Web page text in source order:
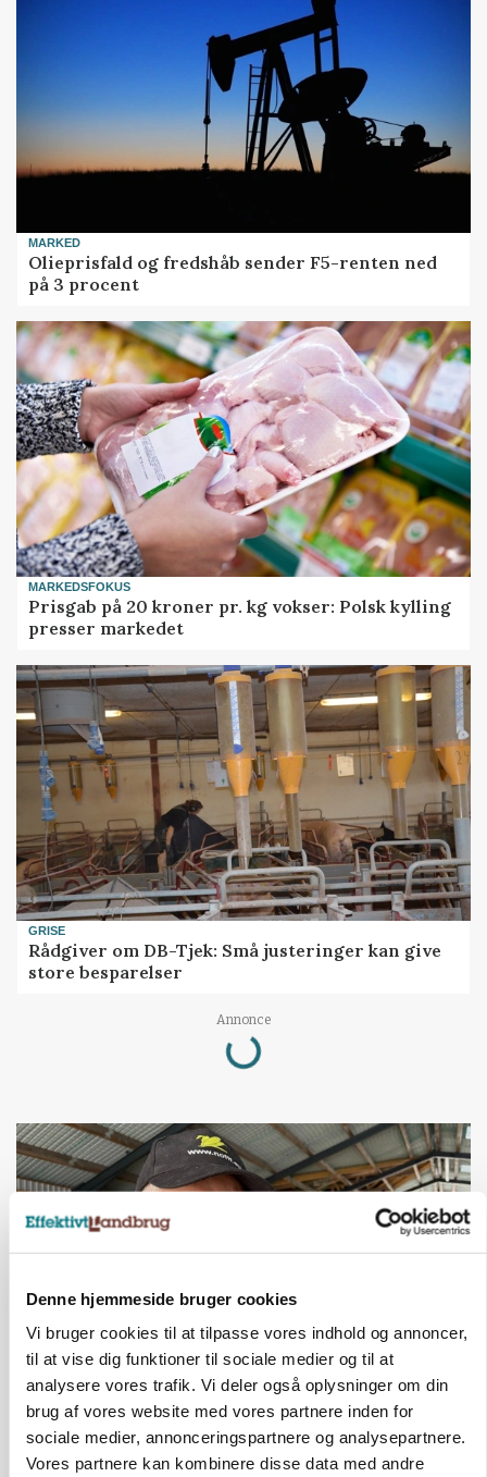
Denne hjemmeside bruger cookies
Vi bruger cookies til at tilpasse vores indhold og annoncer,
til at vise dig funktioner til sociale medier og til at
analysere vores trafik. Vi deler også oplysninger om din
brug af vores website med vores partnere inden for
sociale medier, annonceringspartnere og analysepartnere.
Vores partnere kan kombinere disse data med andre
MARKED
Olieprisfald og fredshåb sender F5-renten ned
på 3 procent
MARKEDSFOKUS
Prisgab på 20 kroner pr. kg vokser: Polsk kylling
presser markedet
GRISE
Rådgiver om DB-Tjek: Små justeringer kan give
store besparelser
Annonce
Loading...
POLITIK
»Nu stopper I«: Landbrugsdebattør og
protestgruppe vil demonstrere mod ny
gødskningslov